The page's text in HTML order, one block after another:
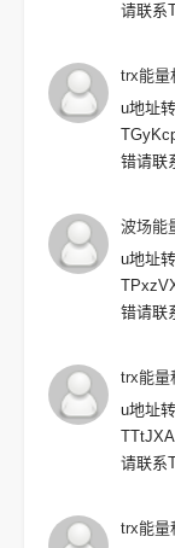
请联系
trx能量
u地址
错请联
波场能
u地址
错请联
trx能量
u地址
请联系
trx能量